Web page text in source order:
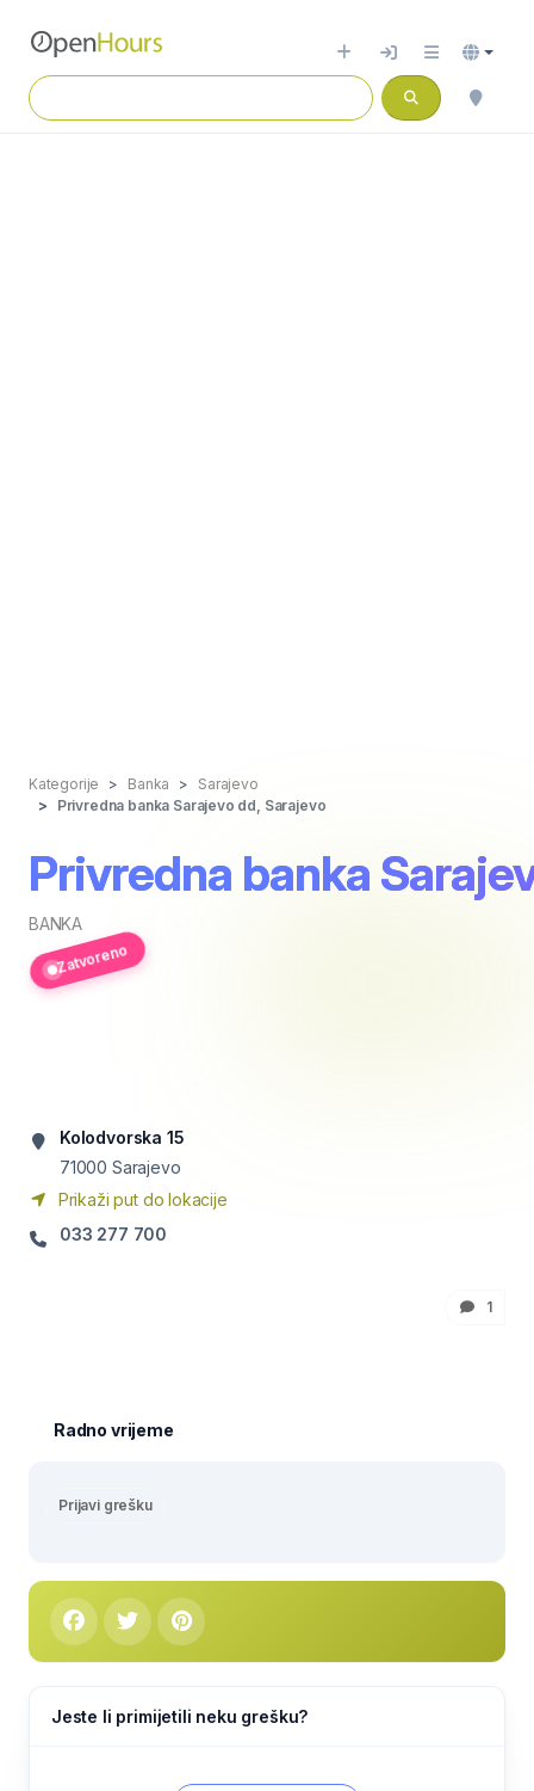
Kategorije Banka
Sarajevo
Privredna banka Sarajevo dd, Sarajevo
Privredna banka
BANKA
Zatvoreno
Kolodvorska 15
71000 Sarajevo
Prikaži put do lokacije
033 277 700
1
Radno vrijeme
Prijavi grešku
Jeste li primijetili neku grešku?